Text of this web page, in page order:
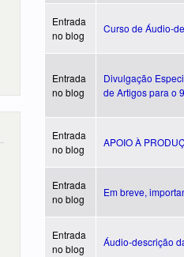
Entrada
no blog
Curso de Áudio-
Entrada
no blog
Divulgação
de Artigos para o
Entrada
no blog
APOIO À
Entrada
no blog
Em breve,
Entrada
no blog
Áudio-descrição